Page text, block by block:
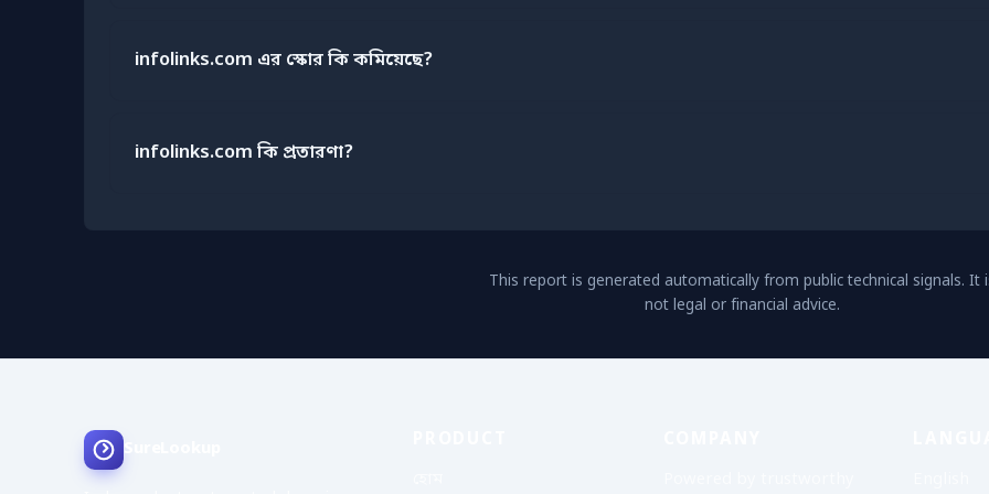
infolinks.com এর স্কোর কি কমিয়েছে?
infolinks.com কি প্রতারণা?
This report is generated automatically from public technical signals. It
not legal or financial advice.
SureLookup